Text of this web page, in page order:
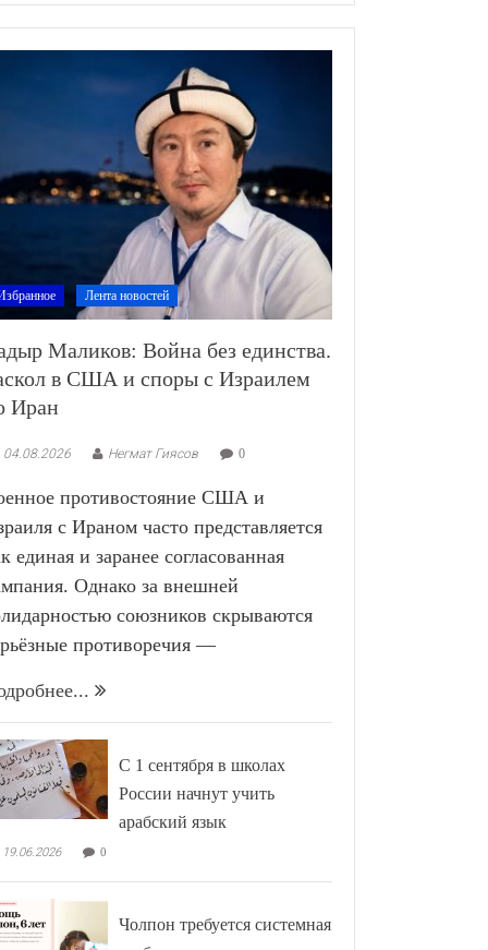
Лента новостей
Маликов: Война без единства.
в США и споры с Израилем
Иран
04.08.2026 Негмат Гиясов 0
противостояние США и
с Ираном часто представляется
единая и заранее согласованная
Однако за внешней
союзников скрываются
противоречия —
С 1 сентября в школах
России начнут учить
арабский язык
19.06.2026 0
Чолпон требуется системная